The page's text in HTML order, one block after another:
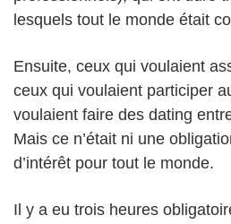
lesquels tout le monde était
Ensuite, ceux qui voulaient
ceux qui voulaient participer
voulaient faire des dating
Mais ce n’était ni une
d’intérêt pour tout le monde.
Il y a eu trois heures